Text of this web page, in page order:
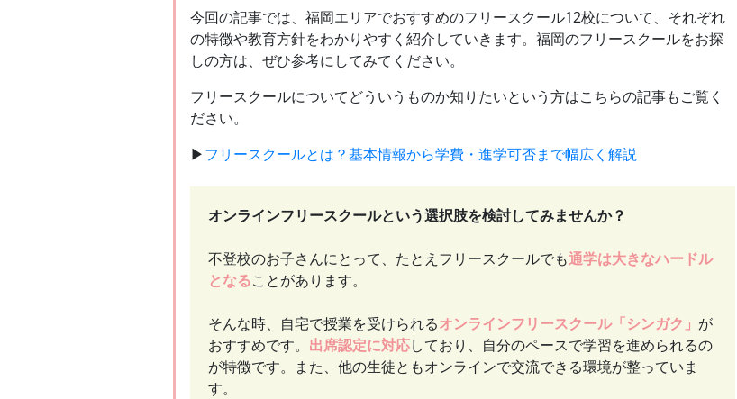
今回の記事では、福岡エリアでおすすめのフリースクール12校について、それぞれ
の特徴や教育方針をわかりやすく紹介していきます。福岡のフリースクールをお探
しの方は、ぜひ参考にしてみてください。
フリースクールについてどういうものか知りたいという方はこちらの記事もご覧く
ださい。
▶フリースクールとは？基本情報から学費・進学可否まで幅広く解説
オンラインフリースクールという選択肢を検討してみませんか？
不登校のお子さんにとって、たとえフリースクールでも通学は大きなハードル
となることがあります。
そんな時、自宅で授業を受けられるオンラインフリースクール「シンガク」 が
おすすめです。 出席認定に対応しており、自分のペースで学習を進められるの
が特徴です。また、他の生徒ともオンラインで交流できる環境が整っていま
す。